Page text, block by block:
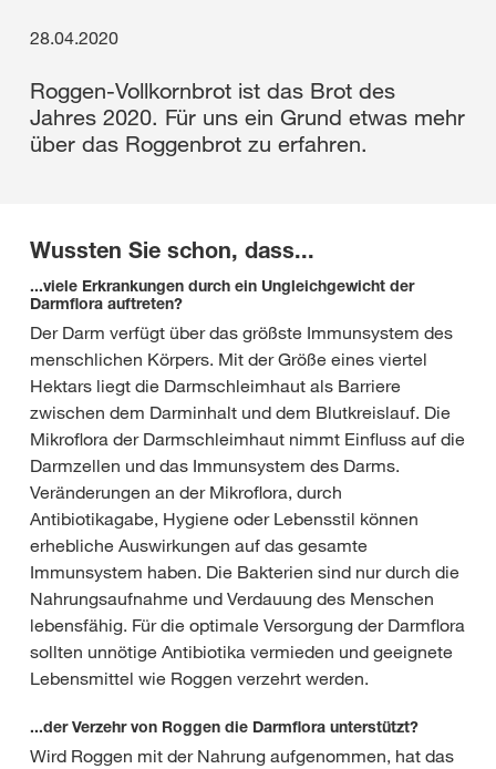
28.04.2020
Roggen-Vollkornbrot ist das Brot des
Jahres 2020. Für uns ein Grund etwas mehr
über das Roggenbrot zu erfahren.
Wussten Sie schon, dass...
...viele Erkrankungen durch ein Ungleichgewicht der
Darmflora auftreten?
Der Darm verfügt über das größste Immunsystem des
menschlichen Körpers. Mit der Größe eines viertel
Hektars liegt die Darmschleimhaut als Barriere
zwischen dem Darminhalt und dem Blutkreislauf. Die
Mikroflora der Darmschleimhaut nimmt Einfluss auf die
Darmzellen und das Immunsystem des Darms.
Veränderungen an der Mikroflora, durch
Antibiotikagabe, Hygiene oder Lebensstil können
erhebliche Auswirkungen auf das gesamte
Immunsystem haben. Die Bakterien sind nur durch die
Nahrungsaufnahme und Verdauung des Menschen
lebensfähig. Für die optimale Versorgung der Darmflora
sollten unnötige Antibiotika vermieden und geeignete
Lebensmittel wie Roggen verzehrt werden.
...der Verzehr von Roggen die Darmflora unterstützt?
Wird Roggen mit der Nahrung aufgenommen, hat das